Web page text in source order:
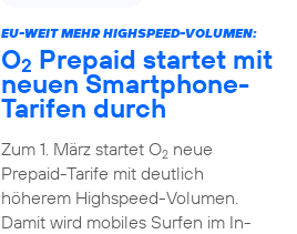
EU-WEIT MEHR HIGHSPEED-VOLUMEN:
O2 Prepaid startet mit
neuen Smartphone-
Tarifen durch
Zum 1. März startet O2neue
Prepaid-Tarife mit deutlich
höherem Highspeed-Volumen.
Damit wird mobiles Surfen im In-